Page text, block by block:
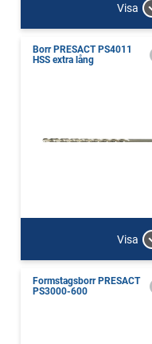
Visa
Borr PRESACT PS4011
HSS extra lång
Visa
Formstagsborr PRESACT
PS3000-600